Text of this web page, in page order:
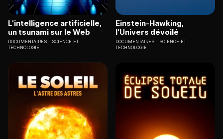
L'intelligence artificielle,
un tsunami sur le Web
DOCUMENTAIRES
SCIENCE ET
TECHNOLOGIE
Einstein-Hawking,
l'Univers dévoilé
DOCUMENTAIRES
SCIENCE ET
TECHNOLOGIE